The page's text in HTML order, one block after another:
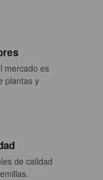
mercado es
plantas y
de calidad